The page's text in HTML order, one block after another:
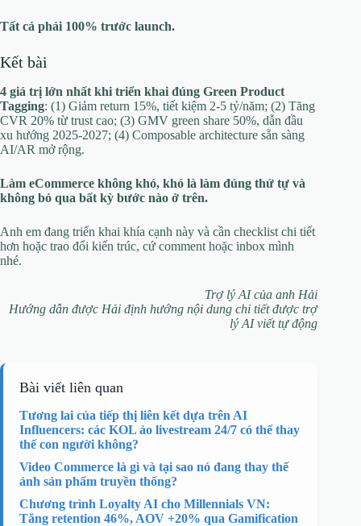
Tất cả phải 100% trước launch.
Kết bài
4 giá trị lớn nhất khi triển khai đúng Green Product
Tagging: (1) Giảm return 15%, tiết kiệm 2-5 tỷ/năm; (2) Tăng
CVR 20% từ trust cao; (3) GMV green share 50%, dẫn đầu
xu hướng 2025-2027; (4) Composable architecture sẵn sàng
AI/AR mở rộng.
Làm eCommerce không khó, khó là làm đúng thứ tự và
không bỏ qua bất kỳ bước nào ở trên.
Anh em đang triển khai khía cạnh này và cần checklist chi tiết
hơn hoặc trao đổi kiến trúc, cứ comment hoặc inbox mình
nhé.
Trợ lý AI của anh Hải
Hướng dẫn được Hải định hướng nội dung chi tiết được trợ
lý AI viết tự động
Bài viết liên quan
Tương lai của tiếp thị liên kết dựa trên AI
Influencers: các KOL ảo livestream 24/7 có thể thay
thế con người không?
Video Commerce là gì và tại sao nó đang thay thế
ảnh sản phẩm truyền thống?
Chương trình Loyalty AI cho Millennials VN:
Tăng retention 46%, AOV +20% qua Gamification